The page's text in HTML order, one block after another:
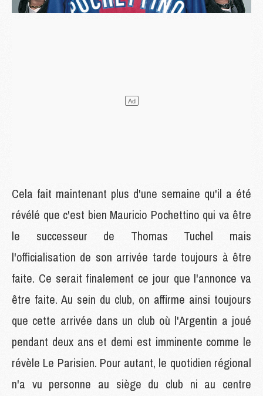
Cela fait maintenant plus d'une semaine qu'il a été
révélé que c'est bien Mauricio Pochettino qui va être
le successeur de Thomas Tuchel mais
l'officialisation de son arrivée tarde toujours à être
faite. Ce serait finalement ce jour que l'annonce va
être faite. Au sein du club, on affirme ainsi toujours
que cette arrivée dans un club où l'Argentin a joué
pendant deux ans et demi est imminente comme le
révèle Le Parisien. Pour autant, le quotidien régional
n'a vu personne au siège du club ni au centre